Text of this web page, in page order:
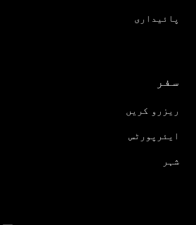
پائیداری
سفر
ریزرو کریں
ایئرپورٹس
شہر